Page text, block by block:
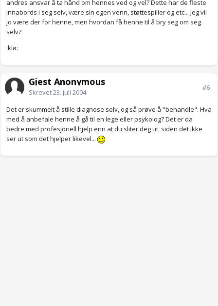
andres ansvar å ta hånd om hennes ved og vel? Dette har de fleste
innabords i seg selv, være sin egen venn, støttespiller og etc... Jeg vil
jo være der for henne, men hvordan få henne til å bry seg om seg
selv?
:klø:
Gjest Anonymous
Skrevet23. juli 2004
#6
Det er skummelt å stille diagnose selv, og så prøve å "behandle". Hva
med å anbefale henne å gå til en lege eller psykolog? Det er da
bedre med profesjonell hjelp enn at du sliter deg ut, siden det ikke
ser ut som det hjelper likevel...